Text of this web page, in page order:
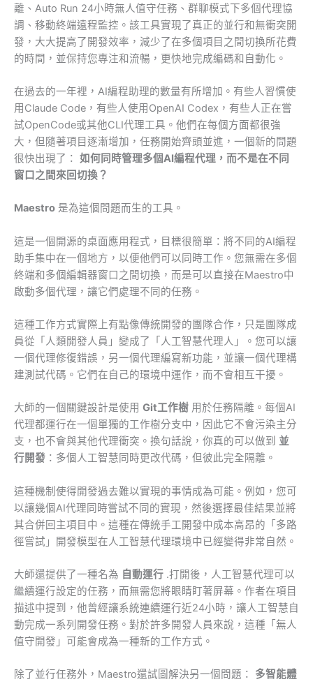
離、Auto Run 24小時無人值守任務、群聊模式下多個代理協
調、移動終端遠程監控。該工具實現了真正的並行和無衝突開
發，大大提高了開發效率，減少了在多個項目之間切換所花費
的時間，並保持您專注和流暢，更快地完成編碼和自動化。
在過去的一年裡，AI編程助理的數量有所增加。有些人習慣使
用Claude Code，有些人使用OpenAI Codex，有些人正在嘗
試OpenCode或其他CLI代理工具。他們在每個方面都很強
大，但隨著項目逐漸增加，任務開始齊頭並進，一個新的問題
很快出現了： 如何同時管理多個AI編程代理，而不是在不同
窗口之間來回切換？
Maestro 是為這個問題而生的工具。
這是一個開源的桌面應用程式，目標很簡單：將不同的AI編程
助手集中在一個地方，以便他們可以同時工作。您無需在多個
終端和多個編輯器窗口之間切換，而是可以直接在Maestro中
啟動多個代理，讓它們處理不同的任務。
這種工作方式實際上有點像傳統開發的團隊合作，只是團隊成
員從「人類開發人員」變成了「人工智慧代理人」。您可以讓
一個代理修復錯誤，另一個代理編寫新功能，並讓一個代理構
建測試代碼。它們在自己的環境中運作，而不會相互干擾。
大師的一個關鍵設計是使用 Git工作樹 用於任務隔離。每個AI
代理都運行在一個單獨的工作樹分支中，因此它不會污染主分
支，也不會與其他代理衝突。換句話說，你真的可以做到 並
行開發 ：多個人工智慧同時更改代碼，但彼此完全隔離。
這種機制使得開發過去難以實現的事情成為可能。例如，您可
以讓幾個AI代理同時嘗試不同的實現，然後選擇最佳結果並將
其合併回主項目中。這種在傳統手工開發中成本高昂的「多路
徑嘗試」開發模型在人工智慧代理環境中已經變得非常自然。
大師還提供了一種名為 自動運行 .打開後，人工智慧代理可以
繼續運行設定的任務，而無需您將眼睛盯著屏幕。作者在項目
描述中提到，他曾經讓系統連續運行近24小時，讓人工智慧自
動完成一系列開發任務。對於許多開發人員來說，這種「無人
值守開發」可能會成為一種新的工作方式。
除了並行任務外，Maestro還試圖解決另一個問題： 多智能體